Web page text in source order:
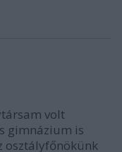
volt
gimnázium is
osztályfőnökünk